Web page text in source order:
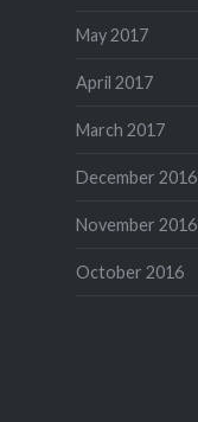
May 2017
April 2017
March 2017
December 2016
November 2016
October 2016